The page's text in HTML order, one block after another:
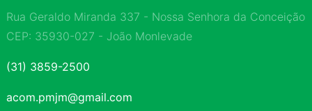
Rua Geraldo Miranda 337 - Nossa Senhora da Conceição
CEP: 35930-027 - João Monlevade
(31) 3859-2500
acom.pmjm@gmail.com